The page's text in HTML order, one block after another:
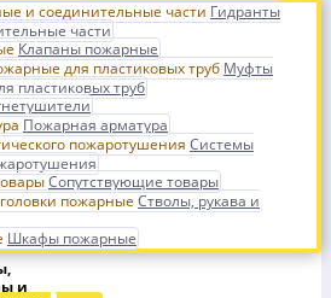
Гидранты
части
Клапаны пожарные
Муфты
пластиковых труб
Пожарная арматура
Системы
Сопутствующие товары
Стволы, рукава и
Шкафы пожарные
и